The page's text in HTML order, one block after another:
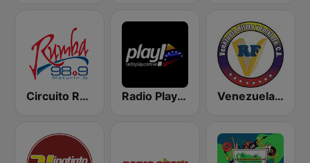
Circuito Rumba - Maturín Radio Play Venezuela Venezuela Ritmo y Folklore